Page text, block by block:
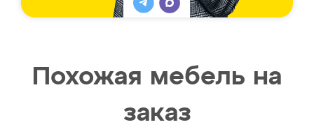
Похожая мебель на
заказ